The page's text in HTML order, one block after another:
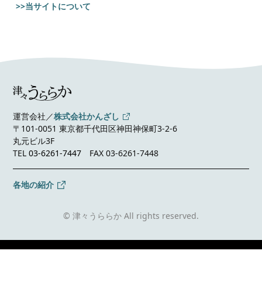
>>当サイトについて
運営会社／株式会社かんざし
〒101-0051 東京都千代田区神田神保町3-2-6
丸元ビル3F
TEL03-6261-7447 FAX 03-6261-7448
各地の紹介
© 津々うららか All rights reserved.